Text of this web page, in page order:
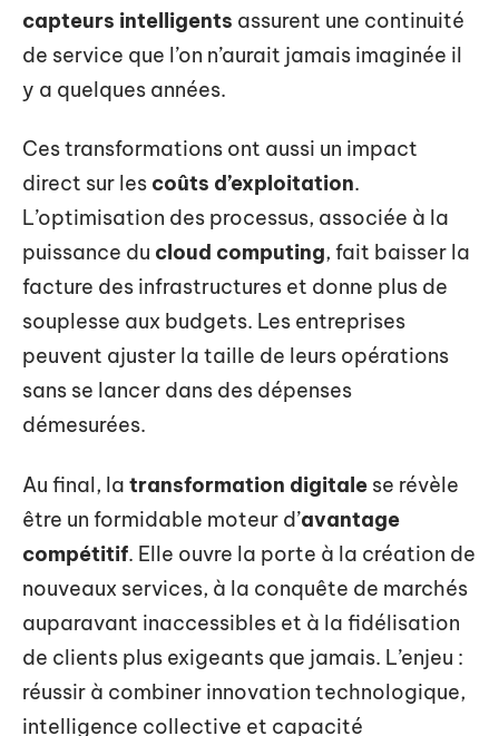
capteurs intelligents assurent une continuité
de service que l’on n’aurait jamais imaginée il
y a quelques années.
Ces transformations ont aussi un impact
direct sur les coûts d’exploitation.
L’optimisation des processus, associée à la
puissance du cloud computing, fait baisser la
facture des infrastructures et donne plus de
souplesse aux budgets. Les entreprises
peuvent ajuster la taille de leurs opérations
sans se lancer dans des dépenses
démesurées.
Au final, la transformation digitale se révèle
être un formidable moteur d’avantage
compétitif. Elle ouvre la porte à la création de
nouveaux services, à la conquête de marchés
auparavant inaccessibles et à la fidélisation
de clients plus exigeants que jamais. L’enjeu :
réussir à combiner innovation technologique,
intelligence collective et capacité